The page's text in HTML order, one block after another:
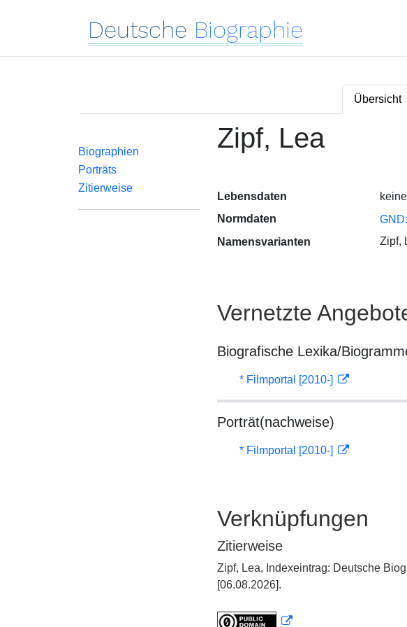
Deutsche Biographie
Übersicht
Biographien
Porträts
Zitierweise
Zipf, Lea
Lebensdaten
Normdaten
Namensvarianten
Zipf,
Vernetzte
Biografische Lexika/
* Filmportal [2010-]
Porträt(nachweise)
* Filmportal [2010-]
Verknüpfungen
Zitierweise
Zipf, Lea, Indexeintrag: Deutsche
[06.08.2026].